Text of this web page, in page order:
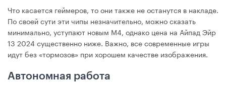
Что касается геймеров, то они также не останутся в накладе.
По своей сути эти чипы незначительно, можно сказать
минимально, уступают новым М4, однако цена на Айпад Эйр
13 2024 существенно ниже. Важно, все современные игры
идут без «тормозов» при хорошем качестве изображения.
Автономная работа